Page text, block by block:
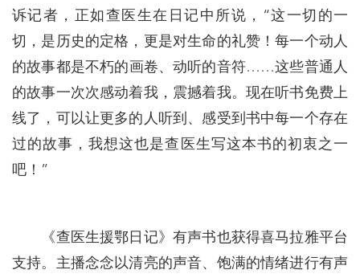
诉记者，正如查医生在日记中所说，“这一切的一
切，是历史的定格，更是对生命的礼赞！每一个动人
的故事都是不朽的画卷、动听的音符……这些普通人
的故事一次次感动着我，震撼着我。现在听书免费上
线了，可以让更多的人听到、感受到书中每一个存在
过的故事，我想这也是查医生写这本书的初衷之一
吧！”
《查医生援鄂日记》有声书也获得喜马拉雅平台
支持。主播念念以清亮的声音、饱满的情绪进行有声